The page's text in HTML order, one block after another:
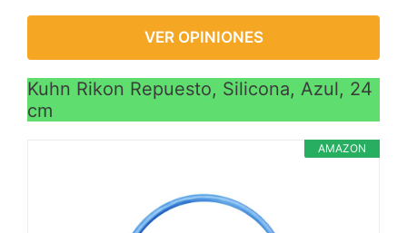
VER OPINIONES
Kuhn Rikon Repuesto, Silicona, Azul, 24
cm
AMAZON